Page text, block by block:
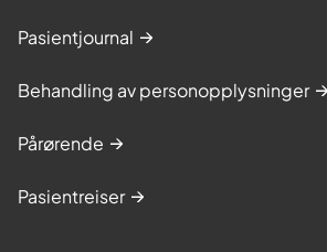
Pasientjournal
Behandling av personopplysninger
Pårørende
Pasientreiser